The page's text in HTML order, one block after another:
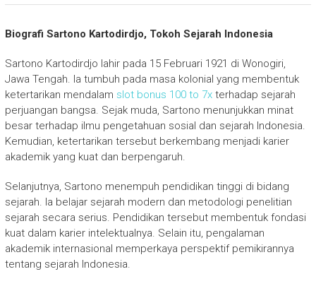
Biografi Sartono Kartodirdjo, Tokoh Sejarah Indonesia
Sartono Kartodirdjo lahir pada 15 Februari 1921 di Wonogiri,
Jawa Tengah. Ia tumbuh pada masa kolonial yang membentuk
ketertarikan mendalam slot bonus 100 to 7xterhadap sejarah
perjuangan bangsa. Sejak muda, Sartono menunjukkan minat
besar terhadap ilmu pengetahuan sosial dan sejarah Indonesia.
Kemudian, ketertarikan tersebut berkembang menjadi karier
akademik yang kuat dan berpengaruh.
Selanjutnya, Sartono menempuh pendidikan tinggi di bidang
sejarah. Ia belajar sejarah modern dan metodologi penelitian
sejarah secara serius. Pendidikan tersebut membentuk fondasi
kuat dalam karier intelektualnya. Selain itu, pengalaman
akademik internasional memperkaya perspektif pemikirannya
tentang sejarah Indonesia.